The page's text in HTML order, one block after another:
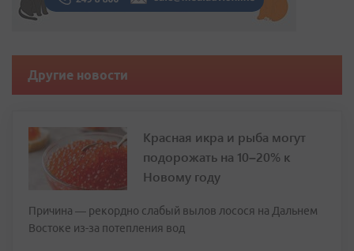
Другие новости
Красная икра и рыба могут
подорожать на 10–20% к
Новому году
Причина — рекордно слабый вылов лосося на Дальнем
Востоке из-за потепления вод